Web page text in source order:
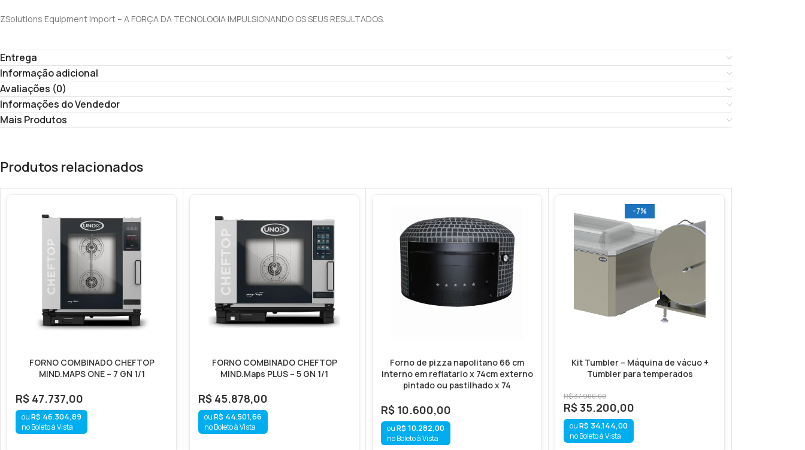
ZSolutions Equipment Import – A FORÇA DA TECNOLOGIA IMPULSIONANDO OS SEUS RESULTADOS.
Entrega
Informação adicional
Avaliações (0)
Informações do Vendedor
Mais Produtos
Produtos relacionados
FORNO COMBINADO CHEFTOP
MIND.MAPS ONE – 7 GN 1/1
R$ 47.737,00
R$ 46.304,89
no Boleto à Vista
FORNO COMBINADO CHEFTOP
MIND.Maps PLUS – 5 GN 1/1
R$ 45.878,00
R$ 44.501,66
no Boleto à Vista
Forno de pizza napolitano 66 cm
interno em reflatario x 74cm externo
pintado ou pastilhado x 74
R$ 10.600,00
R$ 10.282,00
no Boleto à Vista
-7%
Kit Tumbler – Máquina de vácuo +
Tumbler para temperados
R$37.900,00
R$35.200,00
R$ 34.144,00
no Boleto à Vista